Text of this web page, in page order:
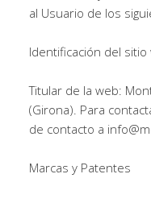
al Usuario de los
Identificación del sitio
Titular de la web:
(Girona). Para
de contacto a
Marcas y Patentes